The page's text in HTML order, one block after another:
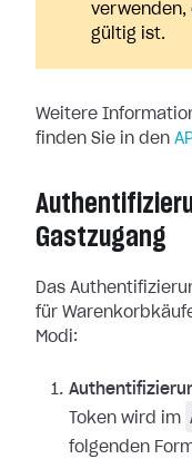
verwenden,
gültig ist.
Weitere
finden Sie in den
Gastzugang
Das
für
Modi:
Token wird im
folgenden